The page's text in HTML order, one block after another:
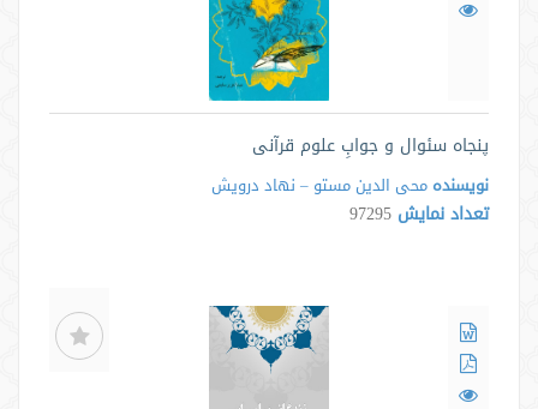
پنجاه سئوال و جوابِ علوم قرآنی
نویسنده محی الدین مستو – نهاد درویش
تعداد نمایش 97295